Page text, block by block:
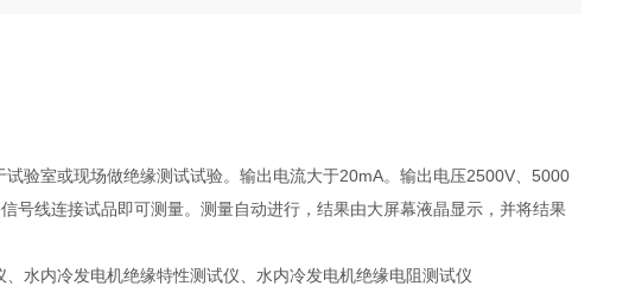
验室或现场做绝缘测试试验。输出电流大于20mA。输出电压2500V、5000
号线连接试品即可测量。测量自动进行，结果由大屏幕液晶显示，并将结果
水内冷发电机绝缘特性测试仪、水内冷发电机绝缘电阻测试仪